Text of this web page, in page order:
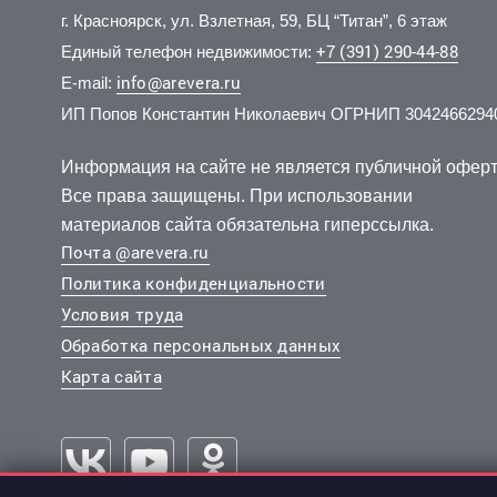
11 000 000 руб. 177 134 руб./м 2
2-комн. 62.1 м 16 эт.из 16
Свердловский, Карамзина улица 21
10
3-комн.
4 500 000 руб. 101 580 руб./м2
2-комн. 44.3 м 3 эт. из 5
Октябрьский, Тотмина улица 20
6 700
2-комн.
г. Красноярск, ул. Взлетная, 59, БЦ “Титан”, 6 этаж
Единый телефон недвижимости: +7 (391) 290-44-88
E-mail: info@arevera.ru
ИП Попов Константин Николаевич ОГРНИП
Информация на сайте не является публичной
Все права защищены. При использовании
материалов сайта обязательна гиперссылка.
Почта @arevera.ru
Политика конфиденциальности
Условия труда
Обработка персональных данных
Карта сайта